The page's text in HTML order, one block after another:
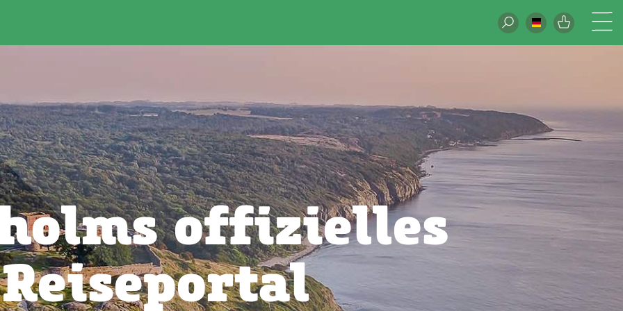
offizielles
Reiseportal